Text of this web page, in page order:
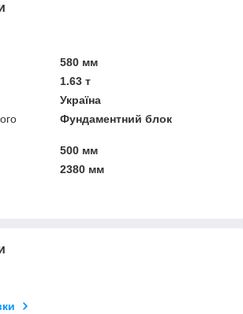
580 мм
1.63 т
Україна
Фундаментний блок
500 мм
2380 мм